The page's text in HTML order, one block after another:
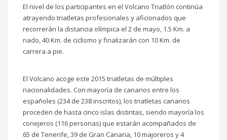
El nivel de los participantes en el Volcano Triatlón continúa
atrayendo triatletas profesionales y aficionados que
recorrerán la distancia olímpica el 2 de mayo, 1.5 Km. a
nado, 40 Km. de ciclismo y finalizarán con 10 Km. de
carrera a pie.
El Volcano acoge este 2015 triatletas de múltiples
nacionalidades. Con mayoría de canarios entre los
españoles (234 de 238 inscritos), los triatletas canarios
proceden de hasta cinco islas distintas, siendo mayoría los
conejeros (116 personas) que estarán acompañados de
65 de Tenerife, 39 de Gran Canaria, 10 majoreros y 4